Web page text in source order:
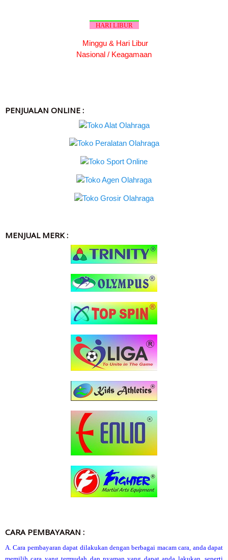
HARI LIBUR
Minggu & Hari Libur
Nasional / Keagamaan
PENJUALAN ONLINE :
MENJUAL MERK :
CARA PEMBAYARAN :
A. Cara pembayaran dapat dilakukan dengan berbagai macam cara, anda dapat